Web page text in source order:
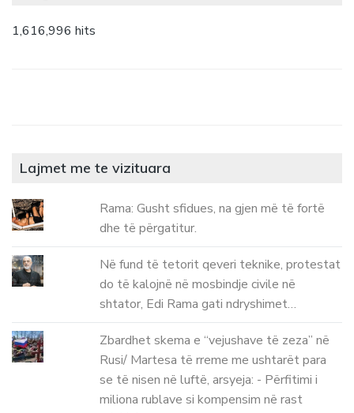
1,616,996 hits
Lajmet me te vizituara
Rama: Gusht sfidues, na gjen më të fortë
dhe të përgatitur.
Në fund të tetorit qeveri teknike, protestat
do të kalojnë në mosbindje civile në
shtator, Edi Rama gati ndryshimet…
Zbardhet skema e “vejushave të zeza” në
Rusi/ Martesa të rreme me ushtarët para
se të nisen në luftë, arsyeja: - Përfitimi i
miliona rublave si kompensim në rast